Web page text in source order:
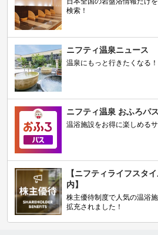
検索！
ニフティ温泉ニュース
温泉にもっと行きたくなる
ニフティ温泉 おふろパス
温浴施設をお得に楽しめる
【ニフティライフスタ
内】
株主優待制度で人気の温浴
拡充されました！